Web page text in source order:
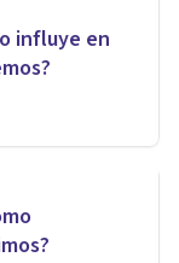
influye en